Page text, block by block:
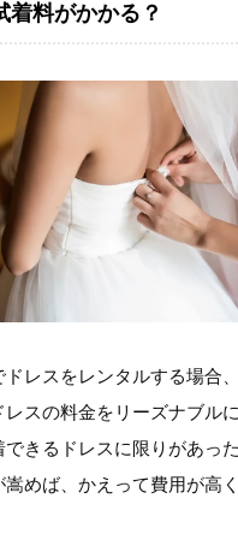
着料がかかる？
レスをレンタルする場合
スの料金をリーズナブル
できるドレスに限りがあっ
めば、かえって費用が高